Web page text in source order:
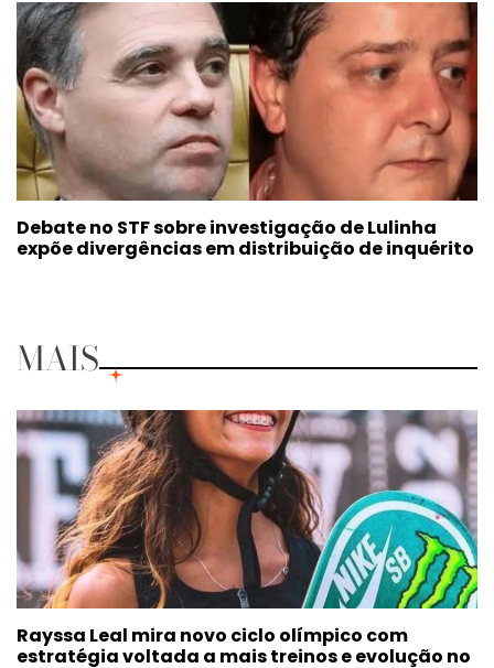
Debate no STF sobre investigação de Lulinha
expõe divergências em distribuição de inquérito
MAIS
Rayssa Leal mira novo ciclo olímpico com
estratégia voltada a mais treinos e evolução no